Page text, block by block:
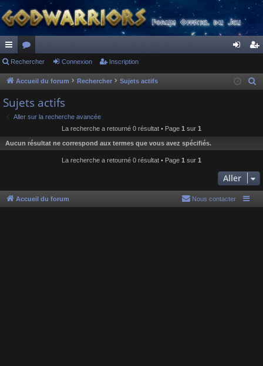
ac
co
ur
ci
or
u
s
ne cri
Rechercher Connexion Inscription
Accueil du forum Rechercher Sujets actifs
h
e
Sujets actifs
Aller sur la recherche avancée
La recherche a retourné 0 résultat • Page 1 sur 1
Aucun résultat ne correspond aux termes que vous avez spécifiés.
La recherche a retourné 0 résultat • Page 1 sur 1
Aller
Accueil du forum Nous contacter